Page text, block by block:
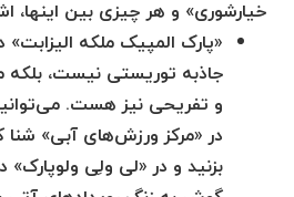
خیارشوری» و هر چیزی بین اینها،
«پارک المپیک ملکه
جاذبه توریستی نیست، بلکه
و تفریحی نیز هست.
در «مرکز ورزش‌های آبی» شنا
بزنید و در «لی ولِی